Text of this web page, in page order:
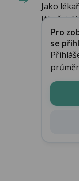
Jako
lékařství
Pro
se